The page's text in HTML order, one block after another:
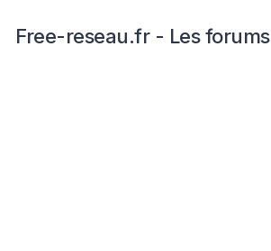
Free-reseau.fr - Les forums